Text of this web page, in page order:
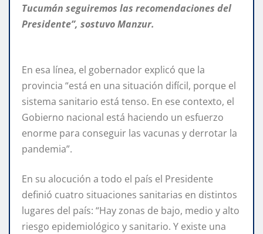
Tucumán seguiremos las recomendaciones del
Presidente”, sostuvo Manzur.
En esa línea, el gobernador explicó que la
provincia “está en una situación difícil, porque el
sistema sanitario está tenso. En ese contexto, el
Gobierno nacional está haciendo un esfuerzo
enorme para conseguir las vacunas y derrotar la
pandemia”.
En su alocución a todo el país el Presidente
definió cuatro situaciones sanitarias en distintos
lugares del país: “Hay zonas de bajo, medio y alto
riesgo epidemiológico y sanitario. Y existe una